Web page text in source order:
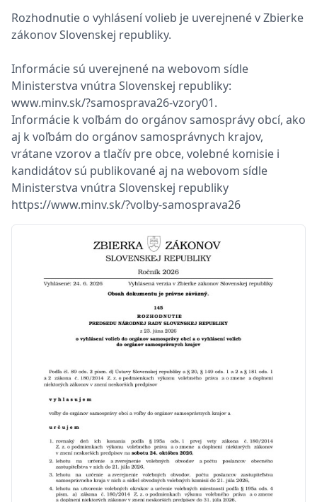
Rozhodnutie o vyhlásení volieb je uverejnené v Zbierke
zákonov Slovenskej republiky.
Informácie sú uverejnené na webovom sídle
Ministerstva vnútra Slovenskej republiky:
www.minv.sk/?samosprava26-vzory01.
Informácie k voľbám do orgánov samosprávy obcí, ako
aj k voľbám do orgánov samosprávnych krajov,
vrátane vzorov a tlačív pre obce, volebné komisie i
kandidátov sú publikované aj na webovom sídle
Ministerstva vnútra Slovenskej republiky
https://www.minv.sk/?volby-samosprava26